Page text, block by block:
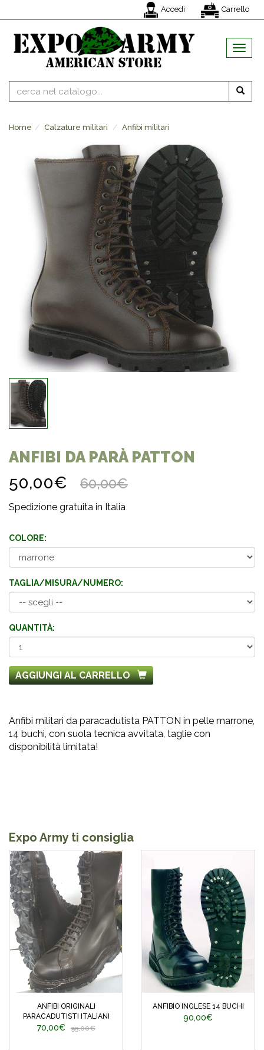
Accedi Carrello
MENU
Home Calzature militari Anfibi militari
ANFIBI DA PARÀ PATTON
50,00€ 60,00€
Spedizione gratuita in Italia
COLORE:
TAGLIA/MISURA/NUMERO:
QUANTITÀ:
AGGIUNGI AL CARRELLO
Anfibi militari da paracadutista PATTON in pelle marrone,
14 buchi, con suola tecnica avvitata, taglie con
disponibilità limitata!
Expo Army ti consiglia
ANFIBI ORIGINALI
PARACADUTISTI ITALIANI
70,00€ 95,00€
ANFIBIO INGLESE 14 BUCHI
90,00€